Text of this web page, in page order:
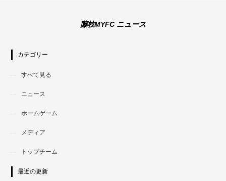
藤枝MYFC ニュース
カテゴリー
すべて見る
ニュース
ホームゲーム
メディア
トップチーム
最近の更新